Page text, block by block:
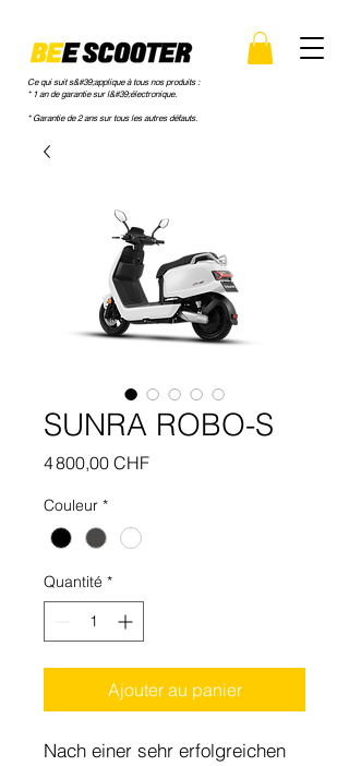
Ce qui suit s&#39;applique à tous nos produits :
* 1 an de garantie sur l&#39;électronique.
* Garantie de 2 ans sur tous les autres défauts.
SUNRA ROBO-S
4 800,00 CHFPrix
Couleur *
Quantité *
Ajouter au panier
Nach einer sehr erfolgreichen